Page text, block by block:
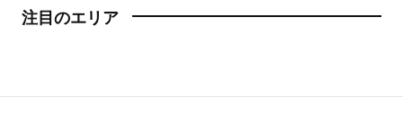
注目のエリア